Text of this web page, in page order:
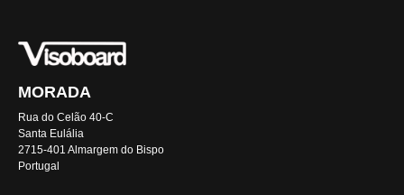
MORADA
Rua do Celão 40-C
Santa Eulália
2715-401 Almargem do Bispo
Portugal